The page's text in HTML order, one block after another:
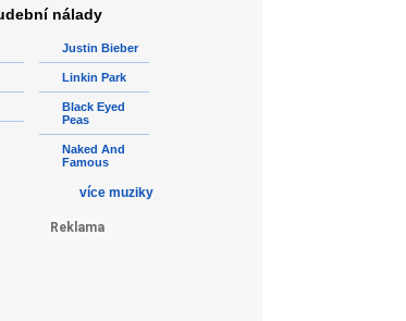
nálady
Justin Bieber
Linkin Park
Black Eyed
Peas
Naked And
Famous
více muziky